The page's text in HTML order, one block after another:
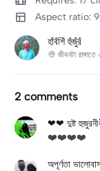
Aspect ratio:
হাঁবঁশিঁ হুঁজুঁরঁ
👳 জীবনটা
2 comments
❤❤ দুষ্ট
❤️❤️❤️❤️
অপূর্ণতা